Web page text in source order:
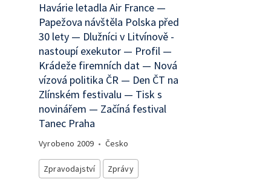
Havárie letadla Air France —
Papežova návštěla Polska před
30 lety — Dlužníci v Litvínově -
nastoupí exekutor — Profil —
Krádeže firemních dat — Nová
vízová politika ČR — Den ČT na
Zlínském festivalu — Tisk s
novinářem — Začíná festival
Tanec Praha
Vyrobeno 2009 • Česko
Zpravodajství Zprávy